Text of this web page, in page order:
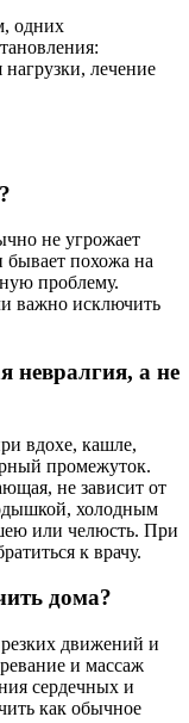
одних
лечение
не угрожает
бывает похожа на
проблему.
важно исключить
невралгия, а не
вдохе, кашле,
промежуток.
не зависит от
холодным
или челюсть. При
к врачу.
дома?
движений и
и массаж
сердечных и
как обычное